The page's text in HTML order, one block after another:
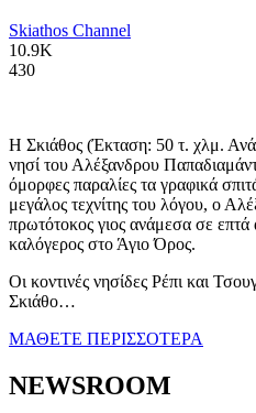
Skiathos Channel
10.9K
430
Η Σκιάθος (Έκταση: 50 τ. χλμ.
νησί του Αλέξανδρου
όμορφες παραλίες τα γραφικά
μεγάλος τεχνίτης του λόγου, ο
πρωτότοκος γιος ανάμεσα σε επτά
καλόγερος στο Άγιο Όρος.
Οι κοντινές νησίδες Ρέπι και
Σκιάθο…
ΜΑΘΕΤΕ ΠΕΡΙΣΣΟΤΕΡΑ
NEWSROOM